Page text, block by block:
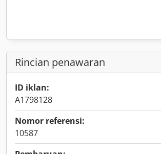
Rincian penawaran
ID iklan:
A1798128
Nomor referensi:
10587